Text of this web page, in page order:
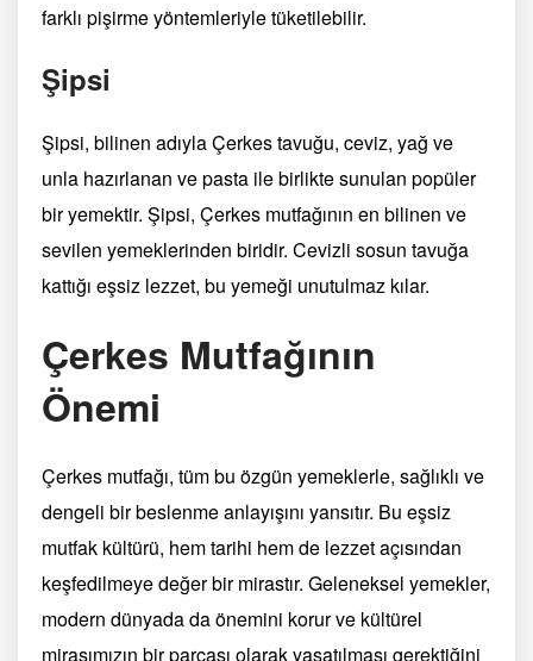
farklı pişirme yöntemleriyle tüketilebilir.
Şipsi
Şipsi, bilinen adıyla Çerkes tavuğu, ceviz, yağ ve
unla hazırlanan ve pasta ile birlikte sunulan popüler
bir yemektir. Şipsi, Çerkes mutfağının en bilinen ve
sevilen yemeklerinden biridir. Cevizli sosun tavuğa
kattığı eşsiz lezzet, bu yemeği unutulmaz kılar.
Çerkes Mutfağının
Önemi
Çerkes mutfağı, tüm bu özgün yemeklerle, sağlıklı ve
dengeli bir beslenme anlayışını yansıtır. Bu eşsiz
mutfak kültürü, hem tarihi hem de lezzet açısından
keşfedilmeye değer bir mirastır. Geleneksel yemekler,
modern dünyada da önemini korur ve kültürel
mirasımızın bir parçası olarak yaşatılması gerektiğini